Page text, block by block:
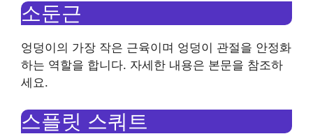
소둔근
엉덩이의 가장 작은 근육이며 엉덩이 관절을 안정화
하는 역할을 합니다. 자세한 내용은 본문을 참조하
세요.
스플릿 스쿼트